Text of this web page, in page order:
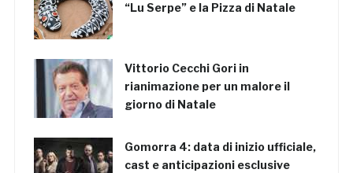
“Lu Serpe” e la Pizza di Natale
Vittorio Cecchi Gori in
rianimazione per un malore il
giorno di Natale
Gomorra 4: data di inizio ufficiale,
cast e anticipazioni esclusive